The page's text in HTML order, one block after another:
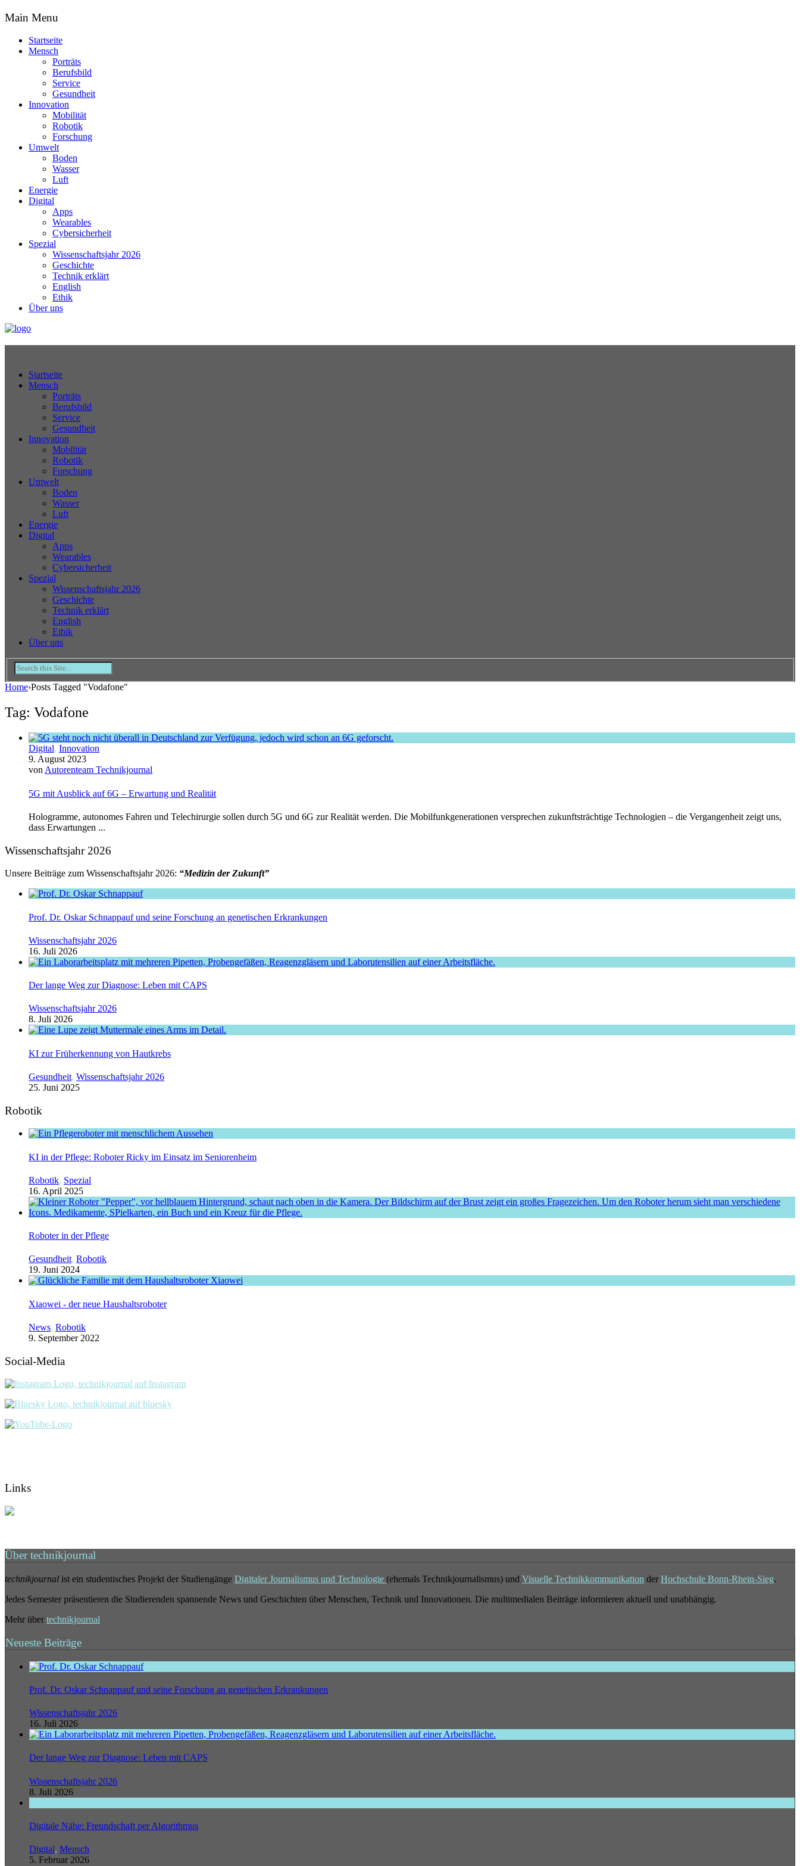
Main Menu
Startseite
Mensch
Porträts
Berufsbild
Service
Gesundheit
Innovation
Mobilität
Robotik
Forschung
Umwelt
Boden
Wasser
Luft
Energie
Digital
Apps
Wearables
Cybersicherheit
Spezial
Wissenschaftsjahr 2026
Geschichte
Technik erklärt
English
Ethik
Über uns
Startseite
Mensch
Porträts
Berufsbild
Service
Gesundheit
Innovation
Mobilität
Robotik
Forschung
Umwelt
Boden
Wasser
Luft
Energie
Digital
Apps
Wearables
Cybersicherheit
Spezial
Wissenschaftsjahr 2026
Geschichte
Technik erklärt
English
Ethik
Über uns
Home›Posts Tagged "Vodafone"
Tag: Vodafone
Digital, Innovation
9. August 2023
von Autorenteam Technikjournal
5G mit Ausblick auf 6G – Erwartung und Realität
Hologramme, autonomes Fahren und Telechirurgie sollen durch 5G und 6G zur Realität werden. Die Mobilfunkgenerationen versprechen zukunftsträchtige Technologien – die Vergangenheit zeigt uns,
dass Erwartungen ...
Wissenschaftsjahr 2026
Unsere Beiträge zum Wissenschaftsjahr 2026: “Medizin der Zukunft”
Prof. Dr. Oskar Schnappauf und seine Forschung an genetischen Erkrankungen
Wissenschaftsjahr 2026
16. Juli 2026
Der lange Weg zur Diagnose: Leben mit CAPS
Wissenschaftsjahr 2026
8. Juli 2026
KI zur Früherkennung von Hautkrebs
Gesundheit, Wissenschaftsjahr 2026
25. Juni 2025
Robotik
KI in der Pflege: Roboter Ricky im Einsatz im Seniorenheim
Robotik, Spezial
16. April 2025
Roboter in der Pflege
Gesundheit, Robotik
19. Juni 2024
Xiaowei - der neue Haushaltsroboter
News, Robotik
9. September 2022
Social-Media
Links
Über technikjournal
technikjournal ist ein studentisches Projekt der Studiengänge Digitaler Journalismus und Technologie (ehemals Technikjournalismus) und Visuelle Technikkommunikation der Hochschule Bonn-Rhein-Sieg.
Jedes Semester präsentieren die Studierenden spannende News und Geschichten über Menschen, Technik und Innovationen. Die multimedialen Beiträge informieren aktuell und unabhängig.
Mehr über technikjournal
Neueste Beiträge
Prof. Dr. Oskar Schnappauf und seine Forschung an genetischen Erkrankungen
Wissenschaftsjahr 2026
16. Juli 2026
Der lange Weg zur Diagnose: Leben mit CAPS
Wissenschaftsjahr 2026
8. Juli 2026
Digitale Nähe: Freundschaft per Algorithmus
Digital, Mensch
5. Februar 2026